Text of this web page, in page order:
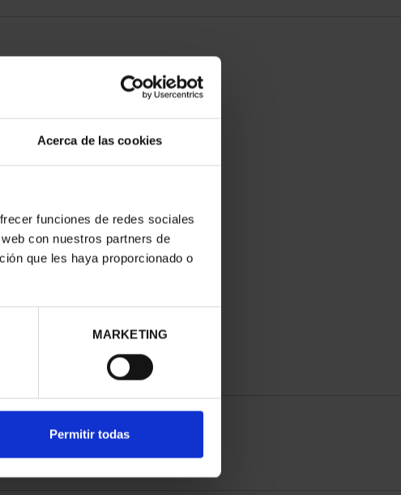
Acerca de las cookies
funciones de redes sociales
con nuestros partners de
que les haya proporcionado o
MARKETING
Permitir todas